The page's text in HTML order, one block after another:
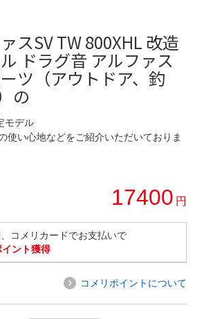
スSV TW 800XHL 改造
ドラグ音 アルファス
ツ（アウトドア、釣
の
モデル
使い心地などをご紹介いただいておりま
17400 円
コメリカードでお支払いで
イント獲得
コメリポイントについて